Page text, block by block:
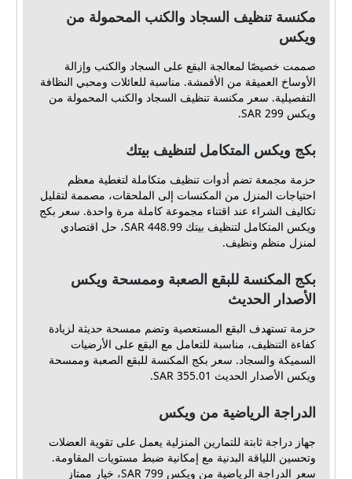
مكنسة تنظيف السجاد والكنب المحمولة من
ويكس
صممت خصيصًا لمعالجة البقع على السجاد والكنب وإزالة
الأوساخ العميقة من الأقمشة. مناسبة للعائلات ومحبي النظافة
التفصيلية. سعر مكنسة تنظيف السجاد والكنب المحمولة من
ويكس 299 SAR.
بكج ويكس المتكامل لتنظيف بيتك
حزمة مجمعة تضم أدوات تنظيف متكاملة لتغطية معظم
احتياجات المنزل من المكنسات إلى الملحقات، مصممة لتقليل
تكاليف الشراء عند اقتناء مجموعة كاملة مرة واحدة. سعر بكج
ويكس المتكامل لتنظيف بيتك 448.99 SAR، حل اقتصادي
لمنزل منظم ونظيف.
بكج المكنسة للبقع الصعبة وممسحة ويكس
الأصدار الحديث
حزمة تستهدف البقع المستعصية وتضم ممسحة حديثة لزيادة
كفاءة التنظيف، مناسبة للتعامل مع البقع على الأرضيات
السميكة والسجاد. سعر بكج المكنسة للبقع الصعبة وممسحة
ويكس الأصدار الحديث 355.01 SAR.
الدراجة الرياضية من ويكس
جهاز دراجة ثابتة للتمارين المنزلية يعمل على تقوية العضلات
وتحسين اللياقة البدنية مع إمكانية ضبط مستويات المقاومة.
سعر الدراجة الرياضية من ويكس 799 SAR، خيار ممتاز